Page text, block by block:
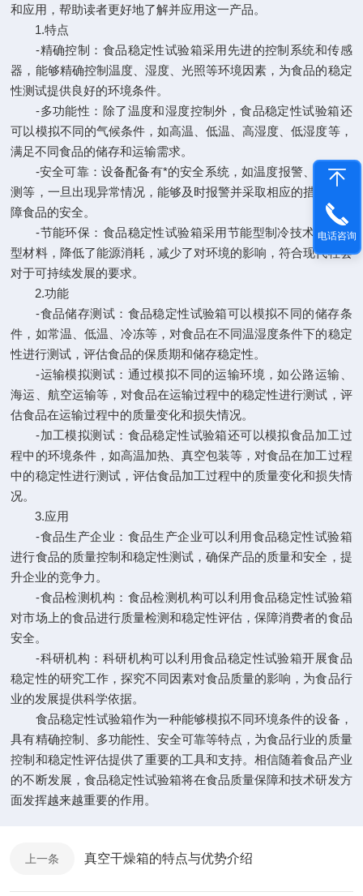
和应用，帮助读者更好地了解并应用这一产品。
1.特点
-精确控制：食品稳定性试验箱采用先进的控制系统和传感
器，能够精确控制温度、湿度、光照等环境因素，为食品的稳定
性测试提供良好的环境条件。
-多功能性：除了温度和湿度控制外，食品稳定性试验箱还
可以模拟不同的气候条件，如高温、低温、高湿度、低湿度等，
满足不同食品的储存和运输需求。
-安全可靠：设备配备有*的安全系统，如温度报警、湿度监
测等，一旦出现异常情况，能够及时报警并采取相应的措施，保
障食品的安全。
-节能环保：食品稳定性试验箱采用节能型制冷技术和环保
型材料，降低了能源消耗，减少了对环境的影响，符合现代社会
对于可持续发展的要求。
2.功能
-食品储存测试：食品稳定性试验箱可以模拟不同的储存条
件，如常温、低温、冷冻等，对食品在不同温湿度条件下的稳定
性进行测试，评估食品的保质期和储存稳定性。
-运输模拟测试：通过模拟不同的运输环境，如公路运输、
海运、航空运输等，对食品在运输过程中的稳定性进行测试，评
估食品在运输过程中的质量变化和损失情况。
-加工模拟测试：食品稳定性试验箱还可以模拟食品加工过
程中的环境条件，如高温加热、真空包装等，对食品在加工过程
中的稳定性进行测试，评估食品加工过程中的质量变化和损失情
况。
3.应用
-食品生产企业：食品生产企业可以利用食品稳定性试验箱
进行食品的质量控制和稳定性测试，确保产品的质量和安全，提
升企业的竞争力。
-食品检测机构：食品检测机构可以利用食品稳定性试验箱
对市场上的食品进行质量检测和稳定性评估，保障消费者的食品
安全。
-科研机构：科研机构可以利用食品稳定性试验箱开展食品
稳定性的研究工作，探究不同因素对食品质量的影响，为食品行
业的发展提供科学依据。
食品稳定性试验箱作为一种能够模拟不同环境条件的设备，
具有精确控制、多功能性、安全可靠等特点，为食品行业的质量
控制和稳定性评估提供了重要的工具和支持。相信随着食品产业
的不断发展，食品稳定性试验箱将在食品质量保障和技术研发方
面发挥越来越重要的作用。
上一条 真空干燥箱的特点与优势介绍
电话咨询